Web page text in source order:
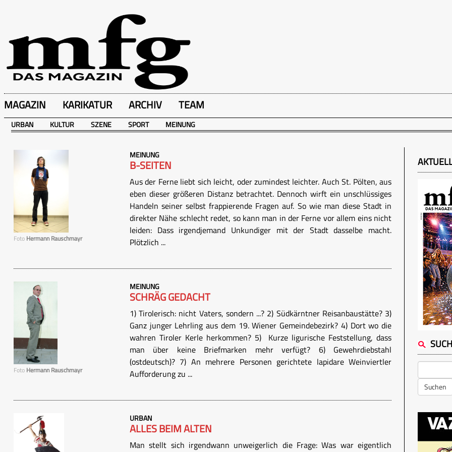
MAGAZIN KARIKATUR ARCHIV TEAM
URBAN KULTUR SZENE SPORT MEINUNG
Foto Hermann Rauschmayr
MEINUNG
B-SEITEN
Aus der Ferne liebt sich leicht, oder zumindest leichter. Auch St. Pölten, aus
eben dieser größeren Distanz betrachtet. Dennoch wirft ein unschlüssiges
Handeln seiner selbst frappierende Fragen auf. So wie man diese Stadt in
direkter Nähe schlecht redet, so kann man in der Ferne vor allem eins nicht
leiden: Dass irgendjemand Unkundiger mit der Stadt dasselbe macht.
Plötzlich ...
Foto Hermann Rauschmayr
MEINUNG
SCHRÄG GEDACHT
1) Tirolerisch: nicht Vaters, sondern ...? 2) Südkärntner Reisanbaustätte? 3)
Ganz junger Lehrling aus dem 19. Wiener Gemeindebezirk? 4) Dort wo die
wahren Tiroler Kerle herkommen? 5) Kurze ligurische Feststellung, dass
man über keine Briefmarken mehr verfügt? 6) Gewehrdiebstahl
(ostdeutsch)? 7) An mehrere Personen gerichtete lapidare Weinviertler
Aufforderung zu ...
URBAN
ALLES BEIM ALTEN
Man stellt sich irgendwann unweigerlich die Frage: Was war eigentlich
Suchen